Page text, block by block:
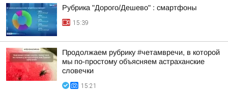
Рубрика "Дорого/Дешево" : смартфоны
15:39
Продолжаем рубрику #четамвречи, в которой
мы по-простому объясняем астраханские
словечки
15:21